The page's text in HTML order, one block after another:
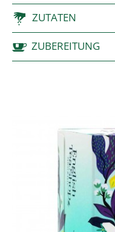
ZUTATEN
ZUBEREITUNG